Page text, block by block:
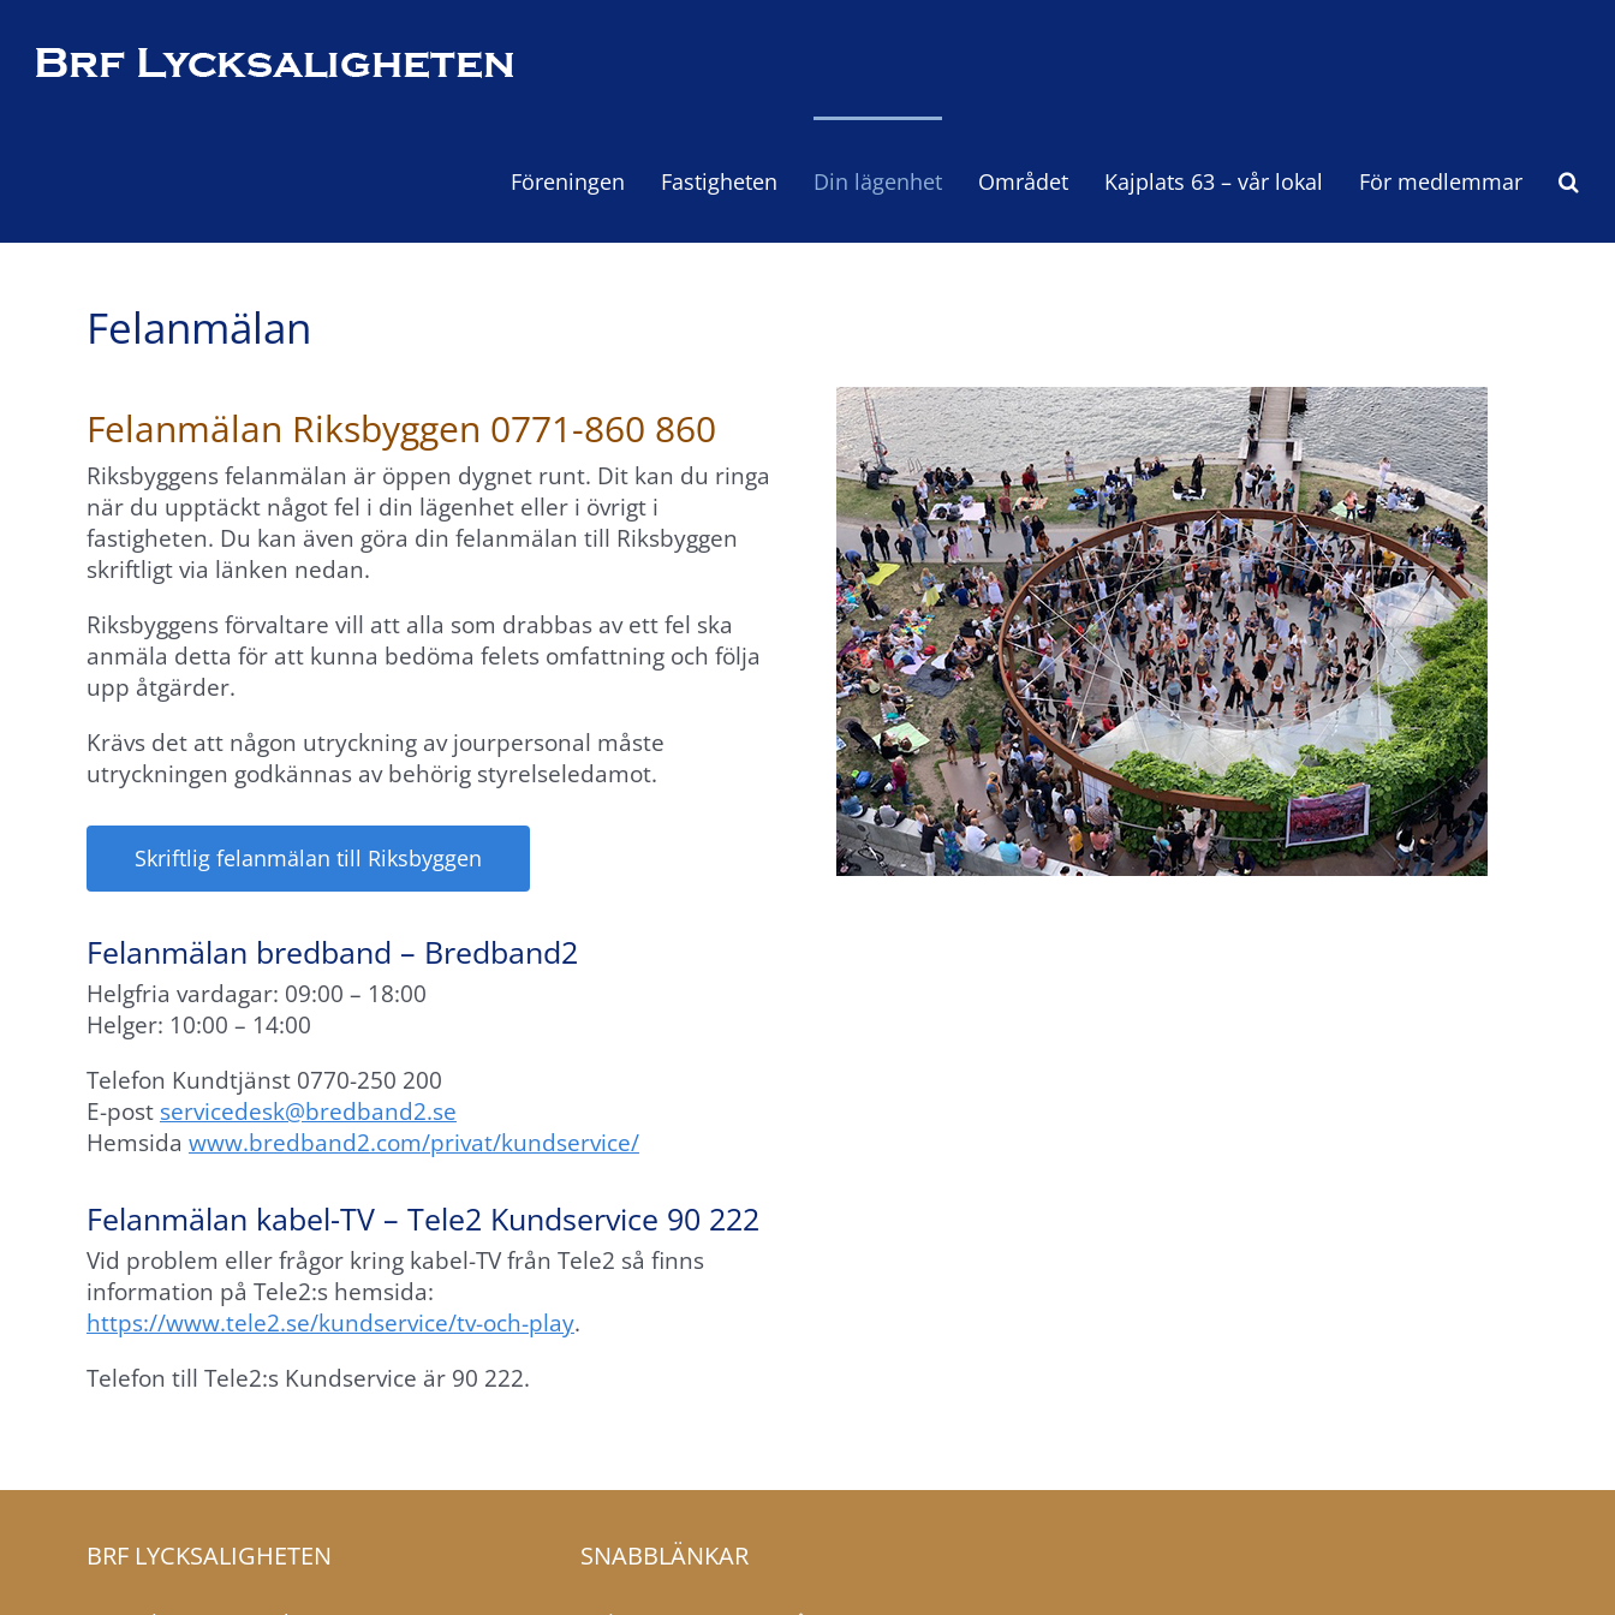
innehållet
Föreningen Fastigheten Din lägenhet Området Kajplats 63 – vår lokal För medlemmar
Felanmälan
Felanmälan Riksbyggen 0771-860 860
Riksbyggens felanmälan är öppen dygnet runt. Dit kan du ringa
när du upptäckt något fel i din lägenhet eller i övrigt i
fastigheten. Du kan även göra din felanmälan till Riksbyggen
skriftligt via länken nedan.
Riksbyggens förvaltare vill att alla som drabbas av ett fel ska
anmäla detta för att kunna bedöma felets omfattning och följa
upp åtgärder.
Krävs det att någon utryckning av jourpersonal måste
utryckningen godkännas av behörig styrelseledamot.
Skriftlig felanmälan till Riksbyggen
Felanmälan bredband – Bredband2
Helgfria vardagar: 09:00 – 18:00
Helger: 10:00 – 14:00
Telefon Kundtjänst 0770-250 200
E-post servicedesk@bredband2.se
Hemsida www.bredband2.com/privat/kundservice/
Felanmälan kabel-TV – Tele2 Kundservice 90 222
Vid problem eller frågor kring kabel-TV från Tele2 så finns
information på Tele2:s hemsida:
https://www.tele2.se/kundservice/tv-och-play.
Telefon till Tele2:s Kundservice är 90 222.
BRF LYCKSALIGHETEN SNABBLÄNKAR
Nödvändiga
cookies går
inte att välja
bort. De
webbplatsen
över huvud
fungera.
Statistik
För att vi ska
kunna
och
baserat på